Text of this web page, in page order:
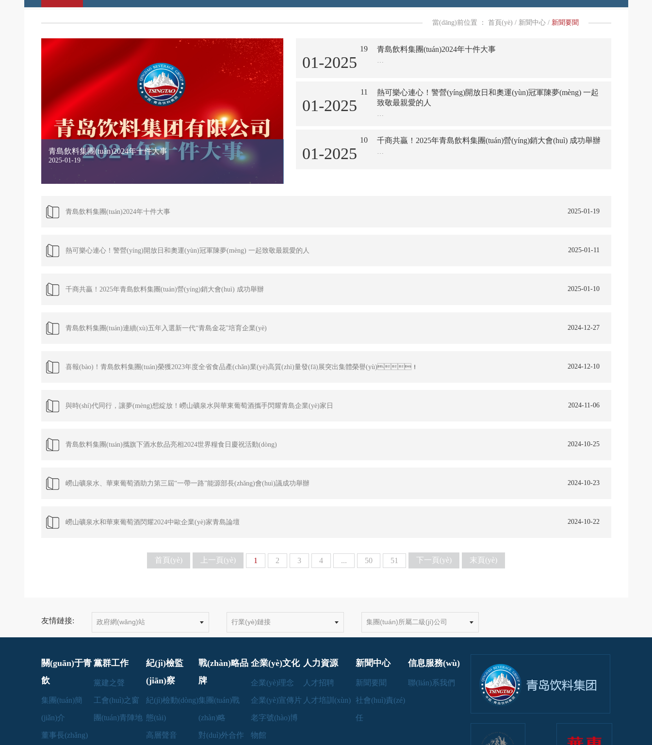
當(dāng)前位置 ： 首頁(yè) / 新聞中心/ 新聞要聞
青島飲料集團(tuán)2024年十件大事
2025-01-19
熱可樂心連心！警營(yíng)開放日和奧運(yùn)冠軍陳夢(mèng) 一起
千商共贏！2025年青島飲料集團(tuán)營(yíng)銷大會(huì) 成
功舉辦
2025-01-10
19
01-2025
青島飲料集團(tuán)2024年十件大事
…
11
01-2025
熱可樂心連心！警營(yíng)開放日和奧運(yùn)冠軍陳夢(mèng) 一起
致敬最親愛的人
…
10
01-2025
千商共贏！2025年青島飲料集團(tuán)營(yíng)銷大會(huì) 成功舉辦
…
2025-01-19
青島飲料集團(tuán)2024年十件大事
2025-01-11
熱可樂心連心！警營(yíng)開放日和奧運(yùn)冠軍陳夢(mèng) 一起致敬最親愛的人
2025-01-10
千商共贏！2025年青島飲料集團(tuán)營(yíng)銷大會(huì) 成功舉辦
2024-12-27
青島飲料集團(tuán)連續(xù)五年入選新一代“青島金花”培育企業(yè)
2024-12-10
喜報(bào)！青島飲料集團(tuán)榮獲2023年度全省食品產(chǎn)業(yè)高質(zhì)量發(fā)展突出集體榮譽(yù)！
2024-11-06
與時(shí)代同行，讓夢(mèng)想綻放！嶗山礦泉水與華東葡萄酒攜手閃耀青島企業(yè)家日
2024-10-25
青島飲料集團(tuán)攜旗下酒水飲品亮相2024世界糧食日慶祝活動(dòng)
2024-10-23
嶗山礦泉水、華東葡萄酒助力第三屆“一帶一路”能源部長(zhǎng)會(huì)議成功舉辦
2024-10-22
嶗山礦泉水和華東葡萄酒閃耀2024中歐企業(yè)家青島論壇
首頁(yè) 上一頁(yè) 1 2 3 4 ... 50 51 下一頁(yè) 末頁(yè)
友情鏈接:
關(guān)于青
飲
集團(tuán)簡
(jiǎn)介
董事長(zhǎng)
黨群工作
黨建之聲
工會(huì)之窗
團(tuán)青陣地
紀(jì)檢監
(jiān)察
紀(jì)檢動(dòng)
態(tài)
高層聲音
戰(zhàn)略品
牌
集團(tuán)戰
(zhàn)略
對(duì)外合作
企業(yè)文化
企業(yè)理念
企業(yè)宣傳片
老字號(hào)博
物館
人力資源
人才招聘
人才培訓(xùn)
新聞中心
新聞要聞
社會(huì)責(zé)
任
信息服務(wù)
聯(lián)系我們